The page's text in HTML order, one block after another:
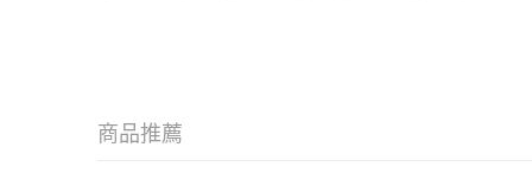
商品推薦